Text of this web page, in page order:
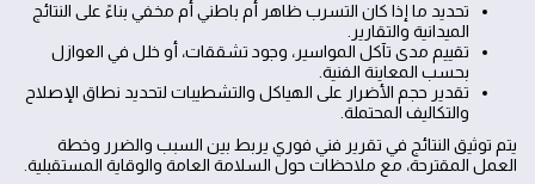
تحديد ما إذا كان التسرب ظاهر أم باطني أم مخفي بناءً على النتائج
الميدانية والتقارير.
تقييم مدى تآكل المواسير، وجود تشققات، أو خلل في العوازل
بحسب المعاينة الفنية.
تقدير حجم الأضرار على الهياكل والتشطيبات لتحديد نطاق الإصلاح
والتكاليف المحتملة.
يتم توثيق النتائج في تقرير فني فوري يربط بين السبب والضرر وخطة
العمل المقترحة، مع ملاحظات حول السلامة العامة والوقاية المستقبلية.